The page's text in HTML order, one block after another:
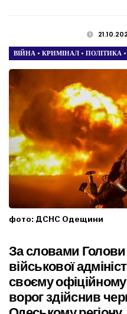
ВІЙНА • КРИМІНАЛ • ПОЛІТИКА •
фото: ДСНС Одещини
За словами
військової
своєму
ворог здійснив